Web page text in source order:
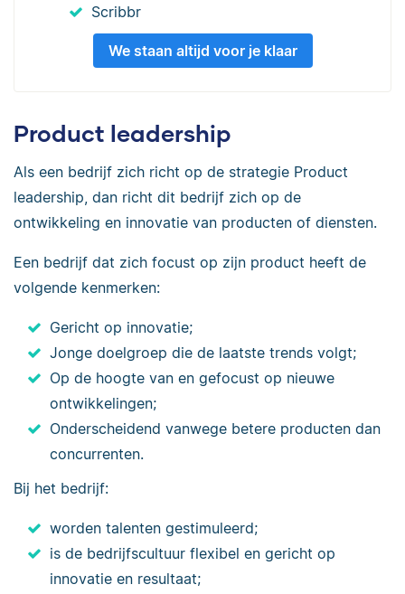
Scribbr
We staan altijd voor je klaar
Product leadership
Als een bedrijf zich richt op de strategie Product
leadership, dan richt dit bedrijf zich op de
ontwikkeling en innovatie van producten of diensten.
Een bedrijf dat zich focust op zijn product heeft de
volgende kenmerken:
Gericht op innovatie;
Jonge doelgroep die de laatste trends volgt;
Op de hoogte van en gefocust op nieuwe
ontwikkelingen;
Onderscheidend vanwege betere producten dan
concurrenten.
Bij het bedrijf:
worden talenten gestimuleerd;
is de bedrijfscultuur flexibel en gericht op
innovatie en resultaat;